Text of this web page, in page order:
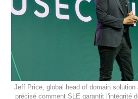
Jeff Price, global head of domain
précisé comment SLE garantit l'intégrité